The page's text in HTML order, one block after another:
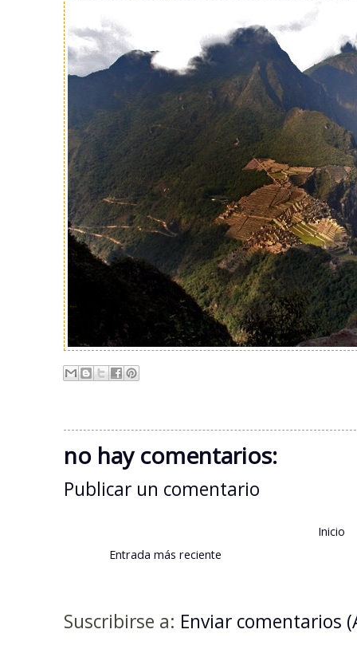
no hay comentarios:
Publicar un comentario
Entrada más reciente
Inicio
Suscribirse a: Enviar comentarios